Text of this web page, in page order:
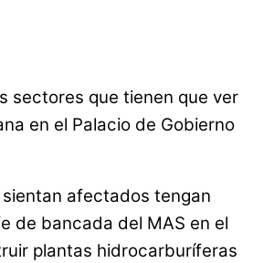
sectores que tienen que ver
en el Palacio de Gobierno
afectados tengan
de bancada del MAS en el
plantas hidrocarburíferas